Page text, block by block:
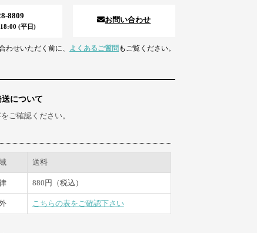
8809
(平日)
お問い合わせ
わせいただく前に、 よくあるご質問 もご覧ください。
について
ご確認ください。
送料
880円（税込）
こちらの表をご確認下さい